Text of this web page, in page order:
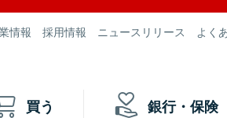
情報 採用情報 ニュースリリース よく
買う 銀行・保険